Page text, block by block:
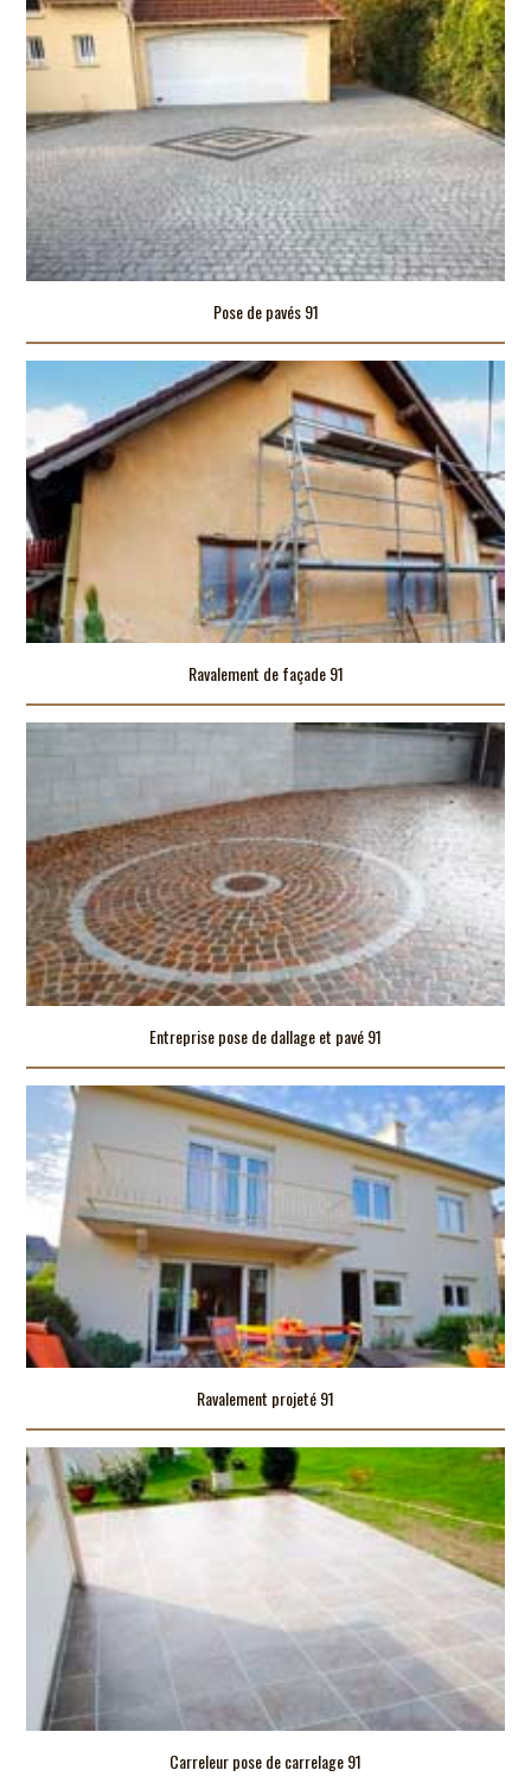
Pose de pavés 91
Ravalement de façade 91
Entreprise pose de dallage et pavé 91
Ravalement projeté 91
Carreleur pose de carrelage 91